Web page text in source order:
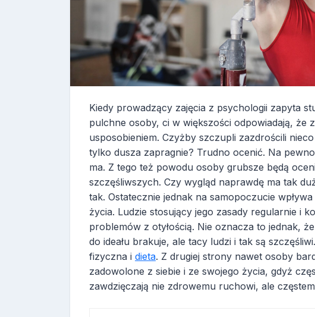
Kiedy prowadzący zajęcia z psychologii zapyta
pulchne osoby, ci w większości odpowiadają, że
usposobieniem. Czyżby szczupli zazdrościli
tylko dusza zapragnie? Trudno ocenić. Na
ma. Z tego też powodu osoby grubsze będą
szczęśliwszych. Czy wygląd naprawdę ma tak
tak. Ostatecznie jednak na samopoczucie
życia. Ludzie stosujący jego zasady regularnie i
problemów z otyłością. Nie oznacza to jednak,
do ideału brakuje, ale tacy ludzi i tak są
fizyczna i dieta. Z drugiej strony nawet osoby
zadowolone z siebie i ze swojego życia, gdyż
zawdzięczają nie zdrowemu ruchowi, ale